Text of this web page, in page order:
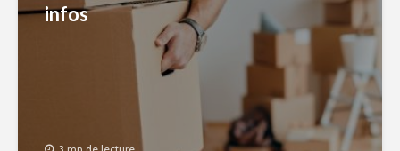
infos